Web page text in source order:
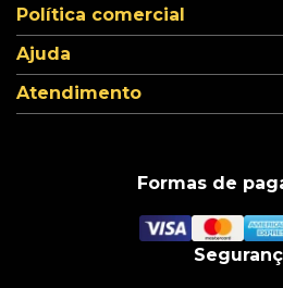
Política comercial
Ajuda
Atendimento
Formas de